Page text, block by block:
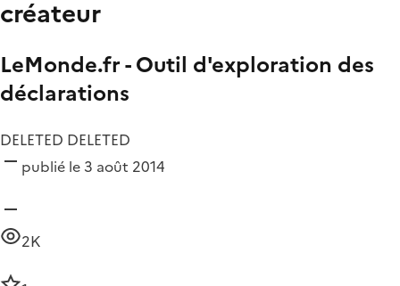
créateur
LeMonde.fr - Outil d'exploration des
déclarations
DELETED DELETED
publié le 3 août 2014
2K